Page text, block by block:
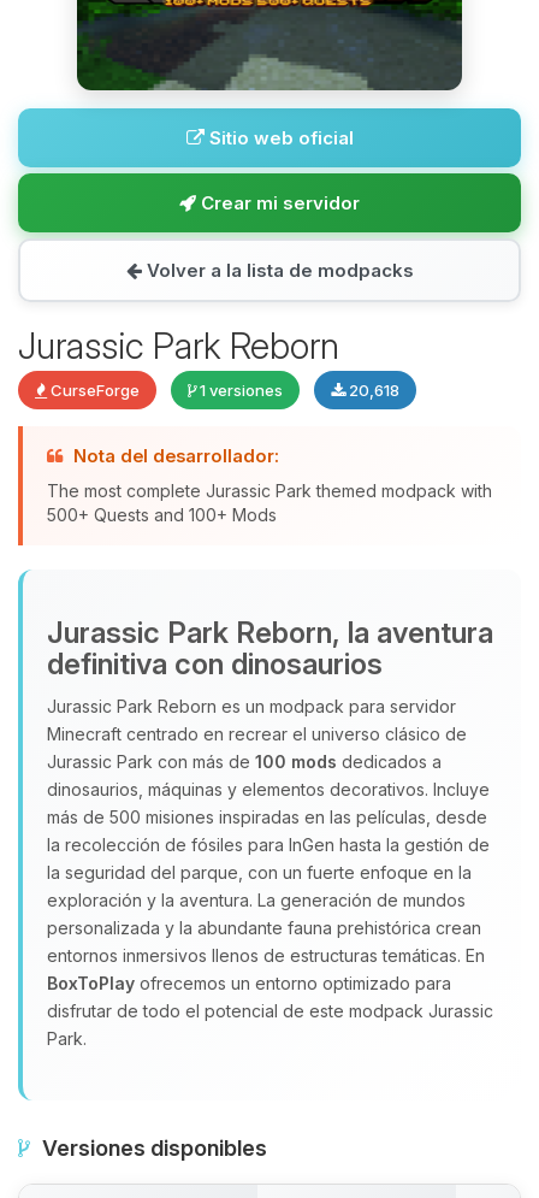
Sitio web oficial
Crear mi servidor
Volver a la lista de modpacks
Jurassic Park Reborn
CurseForge 1 versiones 20,618
Nota del desarrollador:
The most complete Jurassic Park themed modpack with
500+ Quests and 100+ Mods
Jurassic Park Reborn, la aventura
definitiva con dinosaurios
Jurassic Park Reborn es un modpack para servidor
Minecraft centrado en recrear el universo clásico de
Jurassic Park con más de 100 mods dedicados a
dinosaurios, máquinas y elementos decorativos. Incluye
más de 500 misiones inspiradas en las películas, desde
la recolección de fósiles para InGen hasta la gestión de
la seguridad del parque, con un fuerte enfoque en la
exploración y la aventura. La generación de mundos
personalizada y la abundante fauna prehistórica crean
entornos inmersivos llenos de estructuras temáticas. En
BoxToPlay ofrecemos un entorno optimizado para
disfrutar de todo el potencial de este modpack Jurassic
Park.
Versiones disponibles
Yupi, por fin alguien con quien
asistente de BoxToPlay. Cuentame
que necesitas y moveré mis